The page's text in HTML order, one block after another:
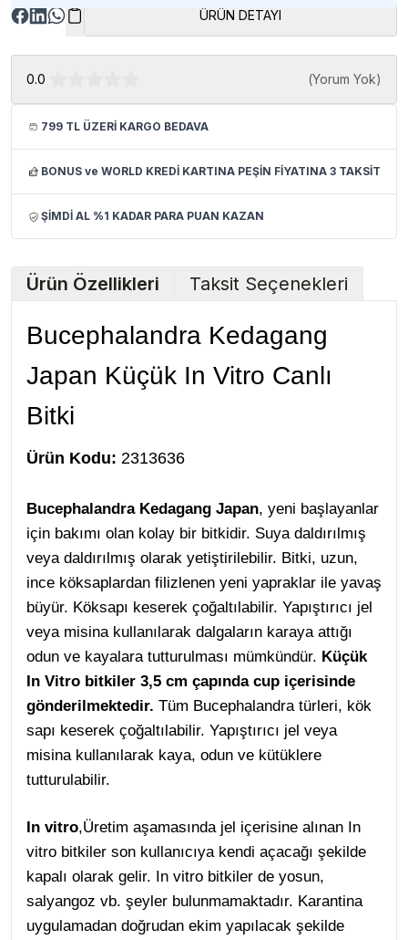
ÜRÜN DETAYI
0.0 (Yorum Yok)
799 TL ÜZERİ KARGO BEDAVA
BONUS ve WORLD KREDİ KARTINA PEŞİN FİYATINA 3 TAKSİT
ŞİMDİ AL %1 KADAR PARA PUAN KAZAN
Ürün Özellikleri Taksit Seçenekleri
Bucephalandra Kedagang
Japan Küçük In Vitro Canlı
Bitki
Ürün Kodu: 2313636
Bucephalandra Kedagang Japan, yeni başlayanlar
için bakımı olan kolay bir bitkidir. Suya daldırılmış
veya daldırılmış olarak yetiştirilebilir. Bitki, uzun,
ince köksaplardan filizlenen yeni yapraklar ile yavaş
büyür. Köksapı keserek çoğaltılabilir. Yapıştırıcı jel
veya misina kullanılarak dalgaların karaya attığı
odun ve kayalara tutturulması mümkündür. Küçük
In Vitro bitkiler 3,5 cm çapında cup içerisinde
gönderilmektedir. Tüm Bucephalandra türleri, kök
sapı keserek çoğaltılabilir. Yapıştırıcı jel veya
misina kullanılarak kaya, odun ve kütüklere
tutturulabilir.
In vitro,Üretim aşamasında jel içerisine alınan In
vitro bitkiler son kullanıcıya kendi açacağı şekilde
kapalı olarak gelir. In vitro bitkiler de yosun,
salyangoz vb. şeyler bulunmamaktadır. Karantina
uygulamadan doğrudan ekim yapılacak şekilde